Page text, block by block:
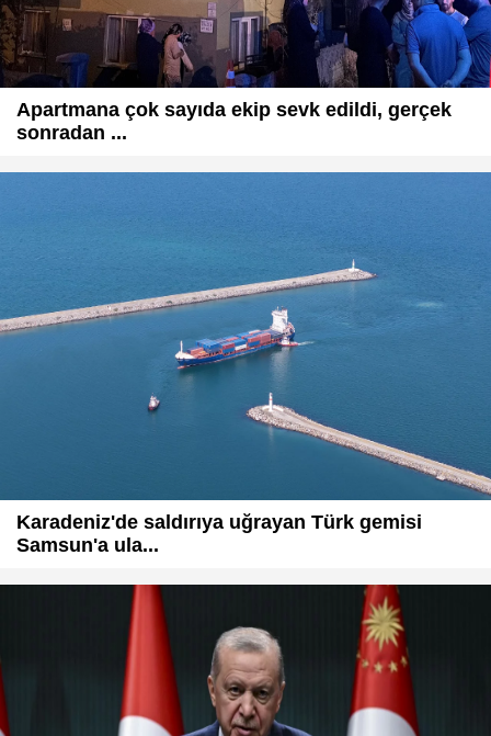
Apartmana çok sayıda ekip sevk edildi, gerçek
sonradan ...
Karadeniz'de saldırıya uğrayan Türk gemisi
Samsun'a ula...